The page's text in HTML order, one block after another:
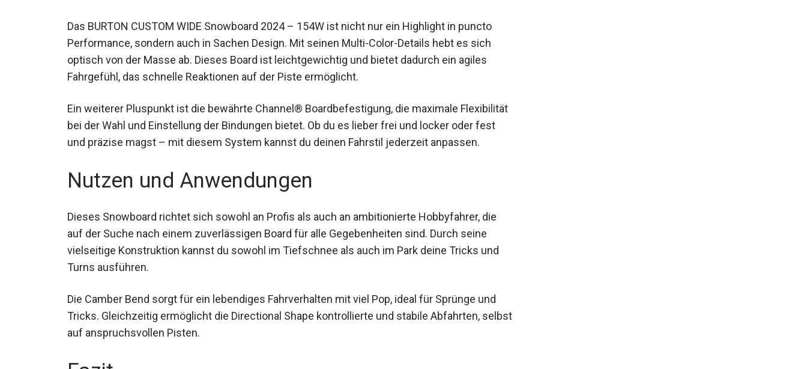
Das BURTON CUSTOM WIDE Snowboard 2024 – 154W ist nicht nur ein Highlight in puncto
Performance, sondern auch in Sachen Design. Mit seinen Multi-Color-Details hebt es sich
optisch von der Masse ab. Dieses Board ist leichtgewichtig und bietet dadurch ein agiles
Fahrgefühl, das schnelle Reaktionen auf der Piste ermöglicht.
Ein weiterer Pluspunkt ist die bewährte Channel® Boardbefestigung, die maximale
Flexibilität bei der Wahl und Einstellung der Bindungen bietet. Ob du es lieber frei und locker
oder fest und präzise magst – mit diesem System kannst du deinen Fahrstil jederzeit
anpassen.
Nutzen und Anwendungen
Dieses Snowboard richtet sich sowohl an Profis als auch an ambitionierte Hobbyfahrer, die
auf der Suche nach einem zuverlässigen Board für alle Gegebenheiten sind. Durch seine
vielseitige Konstruktion kannst du sowohl im Tiefschnee als auch im Park deine Tricks und
Die Camber Bend sorgt für ein lebendiges Fahrverhalten mit viel Pop, ideal für Sprünge und
Tricks. Gleichzeitig ermöglicht die Directional Shape kontrollierte und stabile Abfahrten,